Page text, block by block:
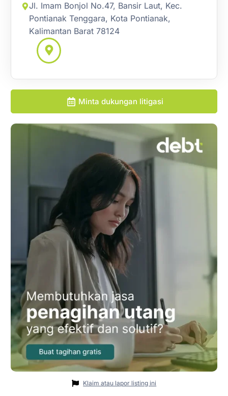
Jl. Imam Bonjol No.47, Bansir Laut, Kec.
Pontianak Tenggara, Kota Pontianak,
Kalimantan Barat 78124
Minta dukungan litigasi
Klaim atau lapor listing ini